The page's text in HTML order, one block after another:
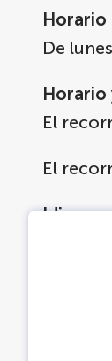
Horario
De
Horario
El
El
Idiomas
La